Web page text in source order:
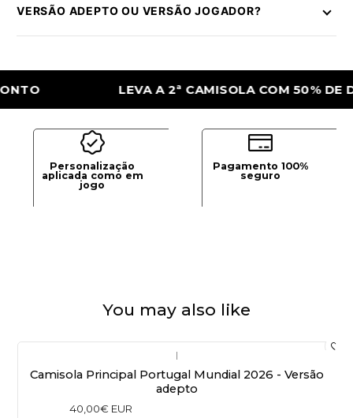
VERSÃO ADEPTO OU VERSÃO JOGADOR?
LEVA A 2ª CAMISOLA COM 50% DE
Personalização
aplicada como em
jogo
Pagamento 100%
seguro
You may also like
Camisola Principal Portugal Mundial 2026 - Versão
adepto
40,00€ EUR